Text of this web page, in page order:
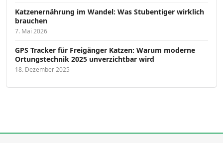
Katzenernährung im Wandel: Was Stubentiger wirklich
brauchen
7. Mai 2026
GPS Tracker für Freigänger Katzen: Warum moderne
Ortungstechnik 2025 unverzichtbar wird
18. Dezember 2025